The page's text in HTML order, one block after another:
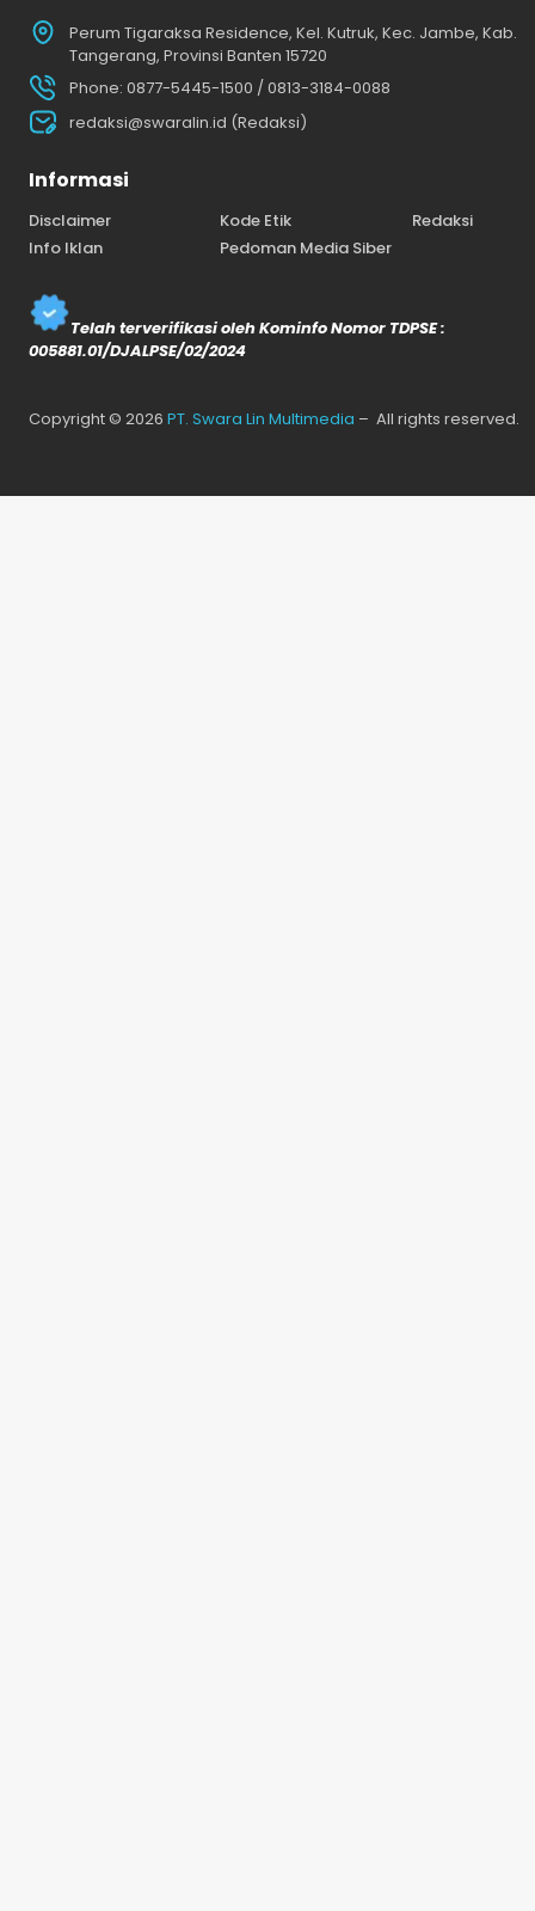
Perum Tigaraksa Residence, Kel. Kutruk, Kec. Jambe, Kab.
Tangerang, Provinsi Banten 15720
Phone: 0877-5445-1500 / 0813-3184-0088
redaksi@swaralin.id (Redaksi)
Informasi
Disclaimer Kode Etik
Redaksi
Info Iklan
Pedoman Media Siber
Telah terverifikasi oleh Kominfo Nomor TDPSE :
005881.01/DJALPSE/02/2024
Copyright © 2026 PT. Swara Lin Multimedia – All rights reserved.